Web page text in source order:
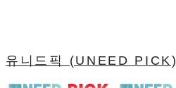
유니드픽 (UNEED PICK)